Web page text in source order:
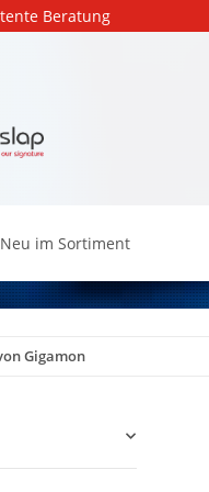
Beratung
Neu im Sortiment
Gigamon